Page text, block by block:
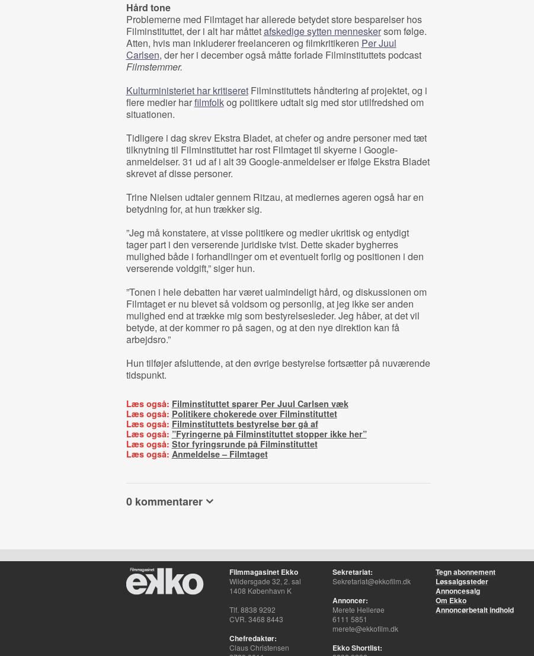
Hård tone
Problemerne med Filmtaget har allerede betydet store besparelser hos
Filminstituttet, der i alt har måttetafskedige sytten menneskersom følge.
Atten, hvis man inkluderer freelanceren og filmkritikeren Per Juul
Carlsen, der her i december også måtte forlade Filminstituttets podcast
Filmstemmer.
Kulturministeriet har kritiseretFilminstituttets håndtering af projektet, og i
flere medier harfilmfolkog politikere udtalt sig med stor utilfredshed om
situationen.
Tidligere i dag skrev Ekstra Bladet, at chefer og andre personer med tæt
tilknytning til Filminstituttet har rost Filmtaget til skyerne i Google-
anmeldelser. 31 ud af i alt 39 Google-anmeldelser er ifølge Ekstra Bladet
skrevet af disse personer.
Trine Nielsen udtaler gennem Ritzau, at mediernes ageren også har en
betydning for, at hun trækker sig.
”Jeg må konstatere, at visse politikere og medier ukritisk og entydigt
tager part i den verserende juridiske tvist. Dette skader bygherres
mulighed både i forhandlinger om et eventuelt forlig og positionen i den
verserende voldgift,” siger hun.
”Tonen i hele debatten har været ualmindeligt hård, og diskussionen om
Filmtaget er nu blevet så voldsom og personlig, at jeg ikke ser anden
mulighed end at trække mig som bestyrelsesleder. Jeg håber, at det vil
betyde, at der kommer ro på sagen, og at den nye direktion kan få
arbejdsro.”
Hun tilføjer afsluttende, at den øvrige bestyrelse fortsætter på nuværende
tidspunkt.
Læs også: Filminstituttet sparer Per Juul Carlsen væk
Læs også: Politikere chokerede over Filminstituttet
Læs også: Filminstituttets bestyrelse bør gå af
Læs også: ”Fyringerne på Filminstituttet stopper ikke her”
Læs også: Stor fyringsrunde på Filminstituttet
Læs også: Anmeldelse – Filmtaget
0 kommentarer
Filmmagasinet Ekko
Wildersgade 32, 2. sal
1408 København K
Tlf. 8838 9292
CVR. 3468 8443
Chefredaktør:
Claus Christensen
Sekretariat:
Sekretariat@ekkofilm.dk
Annoncer:
Merete Hellerøe
6111 5851
merete@ekkofilm.dk
Ekko Shortlist:
Tegn abonnement
Løssalgssteder
Annoncesalg
Om Ekko
Annoncørbetalt indhold